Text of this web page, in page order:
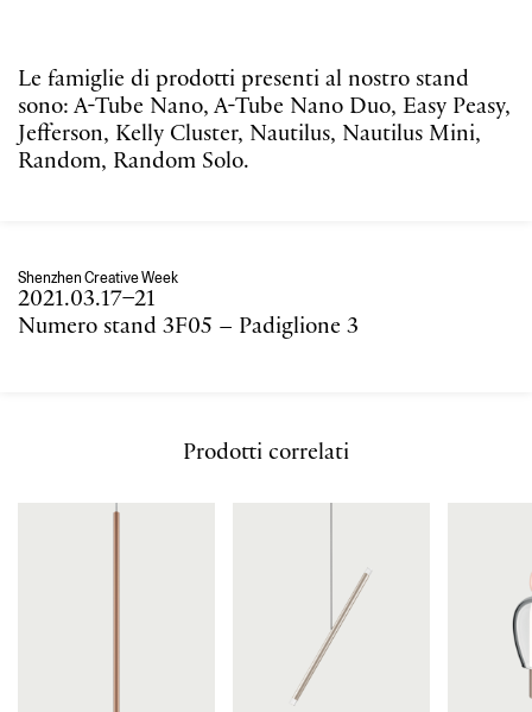
Le famiglie di prodotti presenti al nostro stand
sono: A-Tube Nano, A-Tube Nano Duo, Easy Peasy,
Jefferson, Kelly Cluster, Nautilus, Nautilus Mini,
Random, Random Solo.
Shenzhen Creative Week
2021.03.17–21
Numero stand 3F05 – Padiglione 3
Prodotti correlati